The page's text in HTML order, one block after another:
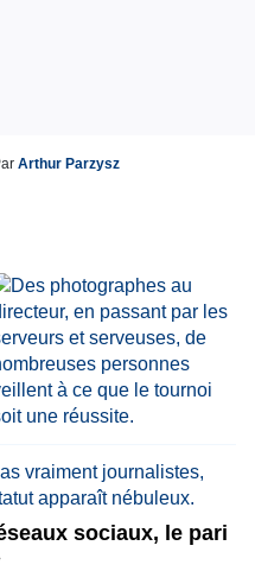
Arthur Parzysz
sociaux, le pari